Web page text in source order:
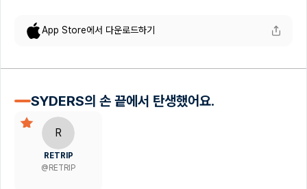
App Store에서 다운로드하기
SYDERS의 손 끝에서 탄생했어요.
R
RETRIP
@RETRIP